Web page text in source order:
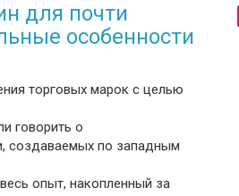
для почти
особенности
торговых марок с целью
говорить о
создаваемых по западным
опыт, накопленный за